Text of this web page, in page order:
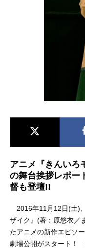
アニメ『きんいろ
の舞台挨拶レポー
督も登壇!!
2016年11月12日(土)
ザイク』(著：原悠衣／
たアニメの新作エピソ
劇場公開がスタート！